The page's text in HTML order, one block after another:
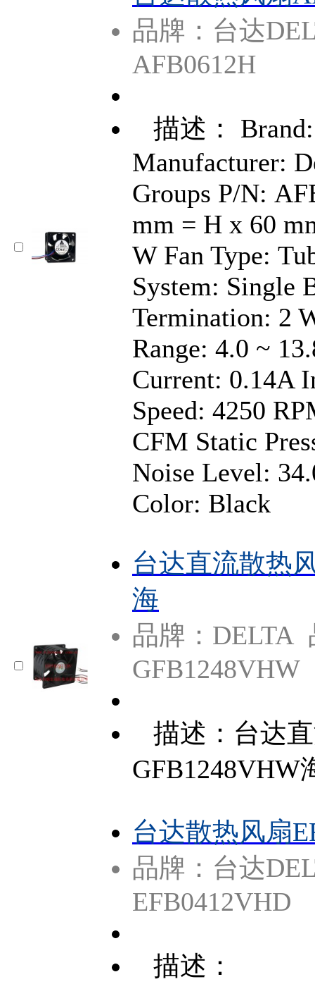
品牌：台达
AFB0612H
描述：
Manufacturer:
Groups P/N:
mm = H x 60
W Fan Type:
System: Single
Termination: 2
Range: 4.0 ~
Current: 0.14A
Speed: 4250
CFM Static
Noise Level:
Color: Black
台达直流散热
海
品牌：DELTA
GFB1248VHW
描述：台达
GFB1248VHW
台达散热风扇
品牌：台达
EFB0412VHD
描述：